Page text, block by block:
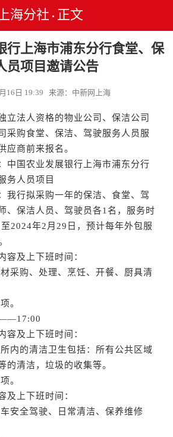
上海分社 • 正文
行上海市浦东分行食堂、保
员项目邀请公告
16日 19:39 来源：中新网上海
法人资格的物业公司、保洁公司
采购食堂、保洁、驾驶服务人员服
应商前来报名。
国农业发展银行上海市浦东分行
务人员项目
行拟采购一年的保洁、食堂、驾
、保洁人员、驾驶员各1名，服务时
2024年2月29日，预计每年外包服
及上下班时间：
购、处理、烹饪、开餐、厨具清
。
及上下班时间：
的清洁卫生包括：所有公共区域
的清洁，垃圾的收集等。
。
上下班时间：
全驾驶、日常清洁、保养维修